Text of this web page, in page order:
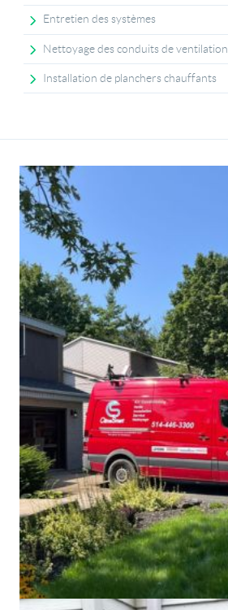
Entretien des systèmes
Nettoyage des conduits de ventilation
Installation de planchers chauffants